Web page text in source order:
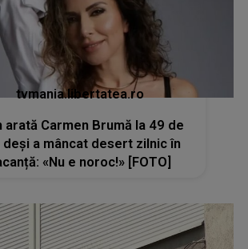
tvmania.libertatea.ro
arată Carmen Brumă la 49 de
deși a mâncat desert zilnic în
«Nu e noroc!» [FOTO]